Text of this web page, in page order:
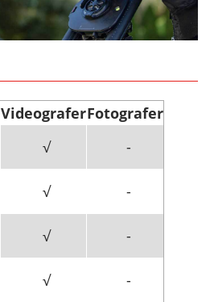
VideograferFotografer
√
-
√
-
√
-
√
-